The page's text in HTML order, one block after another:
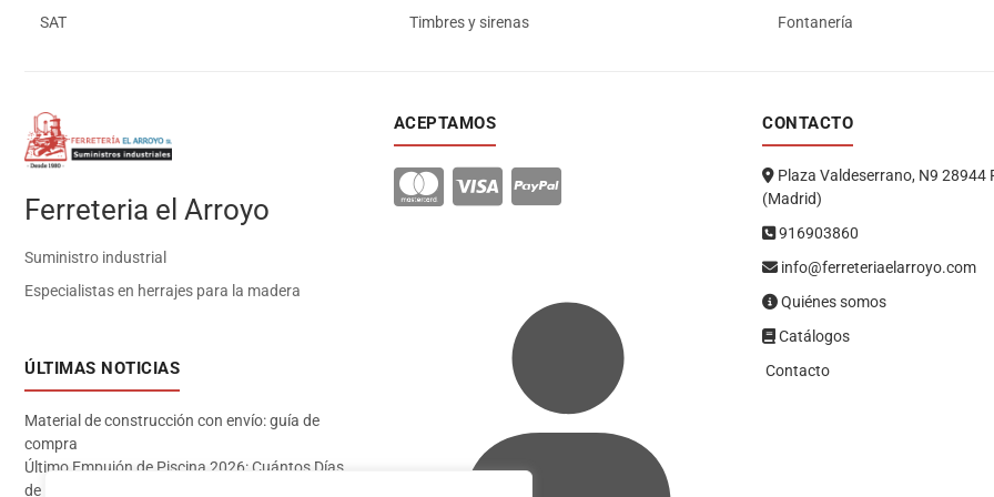
SAT Timbres y sirenas Fontanería
Ferreteria el Arroyo
Suministro industrial
Especialistas en herrajes para la madera
ÚLTIMAS NOTICIAS
Material de construcción con envío: guía de
compra
Último Empujón de Piscina 2026: Cuántos Días
de Baño te Quedan en Madrid Sur (Datos
ACEPTAMOS CONTACTO
Plaza Valdeserrano, N9 28944
(Madrid)
916903860
info@ferreteriaelarroyo.com
Quiénes somos
Catálogos
Contacto